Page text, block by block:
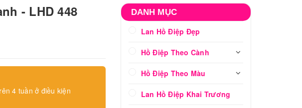
- LHD 448
4 tuần ở điều kiện
DANH MỤC
Lan Hồ Điệp Đẹp
Hồ Điệp Theo Cành
Hồ Điệp Theo Màu
Lan Hồ Điệp Khai Trương